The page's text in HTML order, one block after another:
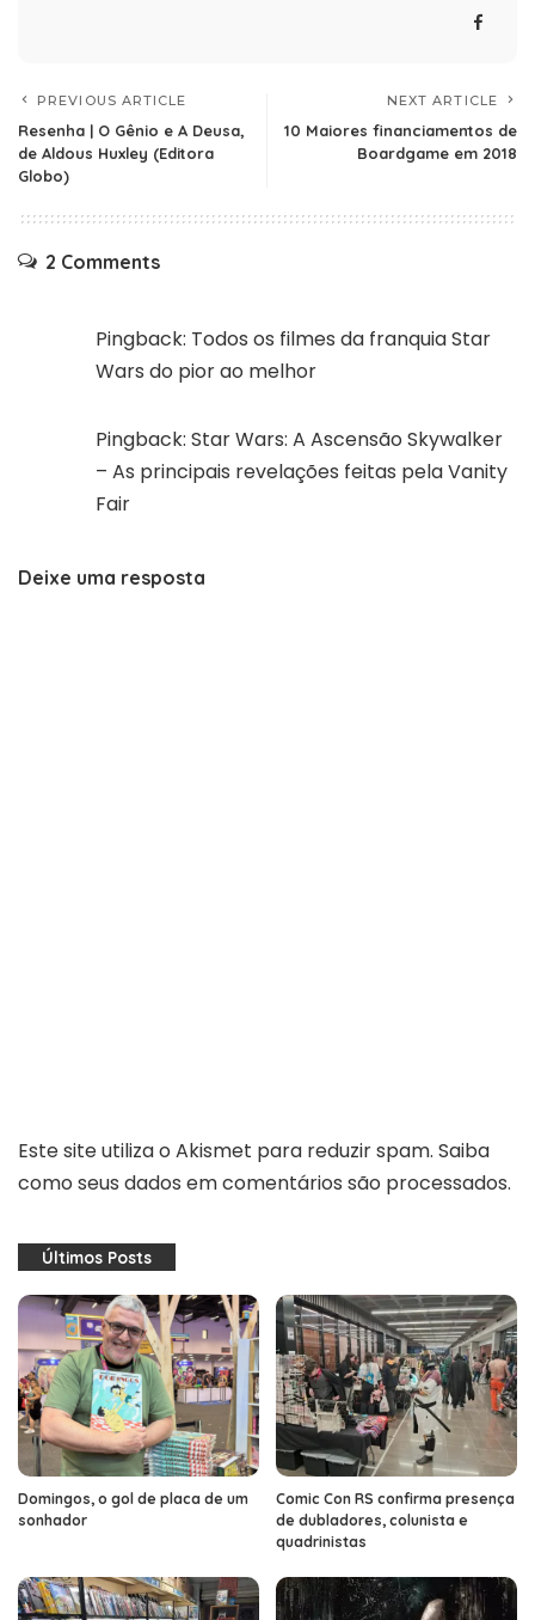
PREVIOUS ARTICLE
Resenha | O Gênio e A Deusa,
de Aldous Huxley (Editora
Globo)
NEXT ARTICLE
10 Maiores financiamentos de
Boardgame em 2018
2 Comments
Pingback: Todos os filmes da franquia Star
Wars do pior ao melhor
Pingback: Star Wars: A Ascensão Skywalker
– As principais revelações feitas pela Vanity
Fair
Deixe uma resposta
Este site utiliza o Akismet para reduzir spam. Saiba
como seus dados em comentários são processados.
Últimos Posts
Domingos, o gol de placa de um
sonhador
Comic Con RS confirma presença
de dubladores, colunista e
quadrinistas